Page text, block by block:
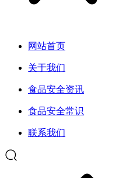
网站首页
关于我们
食品安全资讯
食品安全常识
联系我们